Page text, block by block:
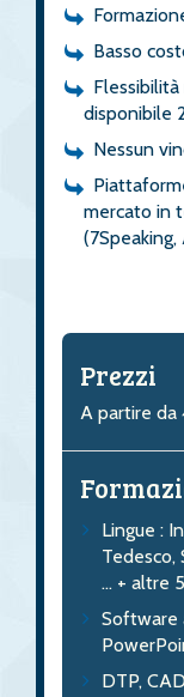
Basso
disponibile
Nessun
mercato in
(7Speaking,
Prezzi
A partire da
Lingue :
Tedesco,
... + altre
Software
DTP,